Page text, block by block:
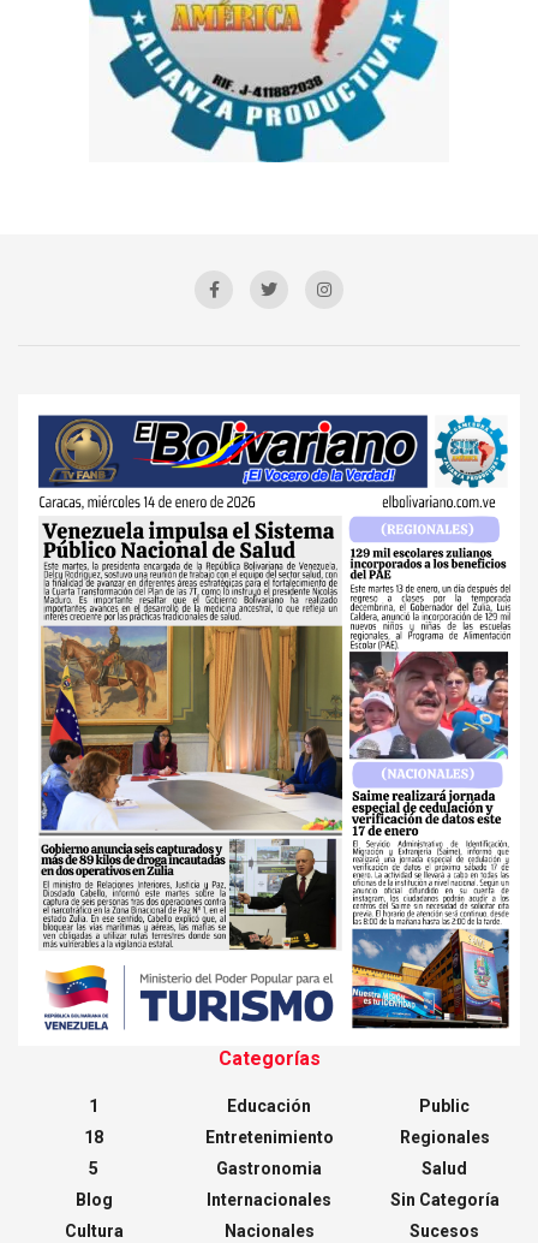
Categorías
1
18
5
Blog
Cultura
Educación
Entretenimiento
Gastronomia
Internacionales
Nacionales
Public
Regionales
Salud
Sin Categoría
Sucesos